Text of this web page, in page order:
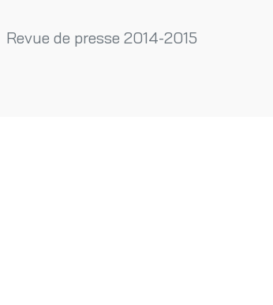
Revue de presse 2014-2015